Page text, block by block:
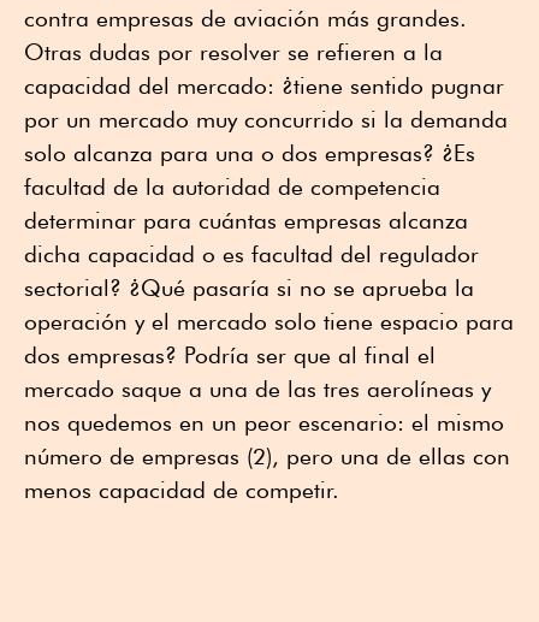
contra empresas de aviación más grandes.
Otras dudas por resolver se refieren a la
capacidad del mercado: ¿tiene sentido pugnar
por un mercado muy concurrido si la demanda
solo alcanza para una o dos empresas? ¿Es
facultad de la autoridad de competencia
determinar para cuántas empresas alcanza
dicha capacidad o es facultad del regulador
sectorial? ¿Qué pasaría si no se aprueba la
operación y el mercado solo tiene espacio para
dos empresas? Podría ser que al final el
mercado saque a una de las tres aerolíneas y
nos quedemos en un peor escenario: el mismo
número de empresas (2), pero una de ellas con
menos capacidad de competir.